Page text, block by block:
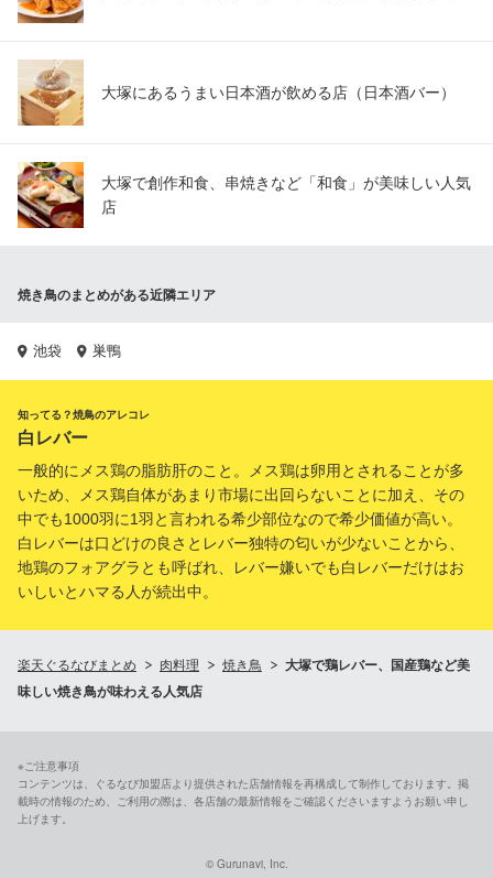
大塚にあるうまい日本酒が飲める店（日本酒バー）
大塚で創作和食、串焼きなど「和食」が美味しい人気
店
焼き鳥のまとめがある近隣エリア
池袋 巣鴨
知ってる？焼鳥のアレコレ
白レバー
一般的にメス鶏の脂肪肝のこと。メス鶏は卵用とされることが多
いため、メス鶏自体があまり市場に出回らないことに加え、その
中でも1000羽に1羽と言われる希少部位なので希少価値が高い。
白レバーは口どけの良さとレバー独特の匂いが少ないことから、
地鶏のフォアグラとも呼ばれ、レバー嫌いでも白レバーだけはお
いしいとハマる人が続出中。
楽天ぐるなびまとめ 肉料理 焼き鳥
大塚で鶏レバー、国産鶏など美
味しい焼き鳥が味わえる人気店
※ご注意事項
コンテンツは、ぐるなび加盟店より提供された店舗情報を再構成して制作しております。掲
載時の情報のため、ご利用の際は、各店舗の最新情報をご確認くださいますようお願い申し
上げます。
© Gurunavi, Inc.